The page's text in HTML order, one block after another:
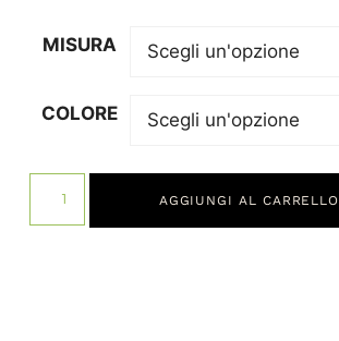
MISURA
COLORE
AGGIUNGI AL CARRELLO